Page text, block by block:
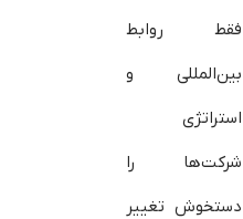
فقط روابط
بین‌المللی و
استراتژی
شرکت‌ها را
دستخوش تغییر